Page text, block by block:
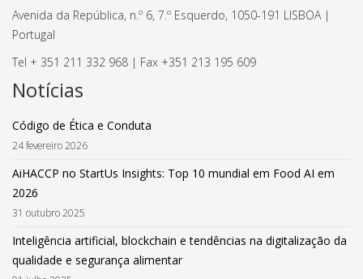
Avenida da República, n.º 6, 7.º Esquerdo, 1050-191 LISBOA |
Portugal
Tel + 351 211 332 968 | Fax +351 213 195 609
Notícias
Código de Ética e Conduta
24 fevereiro 2026
AiHACCP no StartUs Insights: Top 10 mundial em Food AI em
2026
31 outubro 2025
Inteligência artificial, blockchain e tendências na digitalização da
qualidade e segurança alimentar